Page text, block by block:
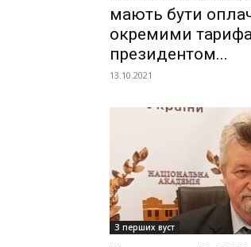
мають бути
окремими
президентом...
13.10.2021
З перших вуст